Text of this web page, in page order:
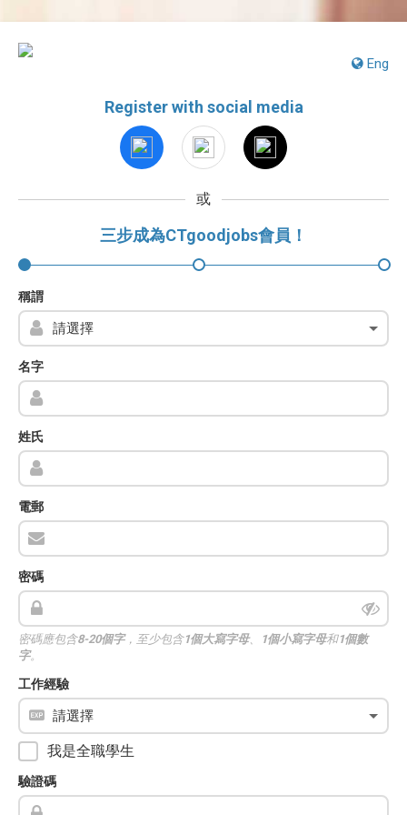
Eng
Register with social media
或
三步成為CTgoodjobs會員！
稱謂
名字
姓氏
電郵
密碼
密碼應包含8-20個字，至少包含1個大寫字母、 1個小寫字母和1個數
字。
工作經驗
我是全職學生
驗證碼